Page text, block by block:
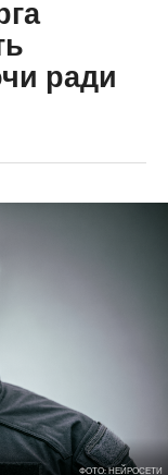
ради
ФОТО: НЕЙРОСЕТИ